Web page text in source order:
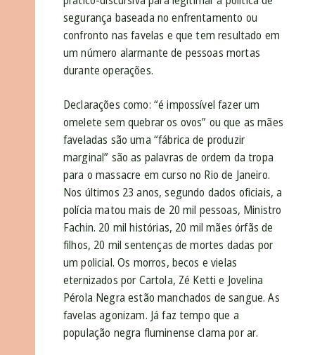
segurança baseada no enfrentamento ou
confronto nas favelas e que tem resultado em
um número alarmante de pessoas mortas
durante operações.
Declarações como: “é impossível fazer um
omelete sem quebrar os ovos” ou que as mães
faveladas são uma “fábrica de produzir
marginal” são as palavras de ordem da tropa
para o massacre em curso no Rio de Janeiro.
Nos últimos 23 anos, segundo dados oficiais, a
polícia matou mais de 20 mil pessoas, Ministro
Fachin. 20 mil histórias, 20 mil mães órfãs de
filhos, 20 mil sentenças de mortes dadas por
um policial. Os morros, becos e vielas
eternizados por Cartola, Zé Ketti e Jovelina
Pérola Negra estão manchados de sangue. As
favelas agonizam. Já faz tempo que a
população negra fluminense clama por ar.